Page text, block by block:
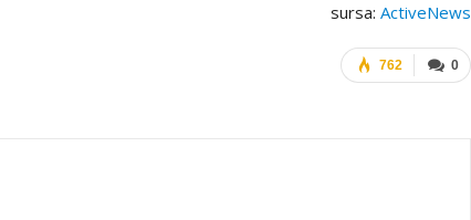
sursa: ActiveNews
0
762